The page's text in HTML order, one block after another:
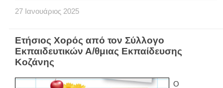
27 Ιανουάριος 2025
Ετήσιος Χορός από τον Σύλλογο
Εκπαιδευτικών Α/θμιας Εκπαίδευσης
Κοζάνης
Ο